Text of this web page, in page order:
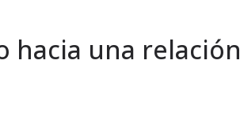
hacia una relación